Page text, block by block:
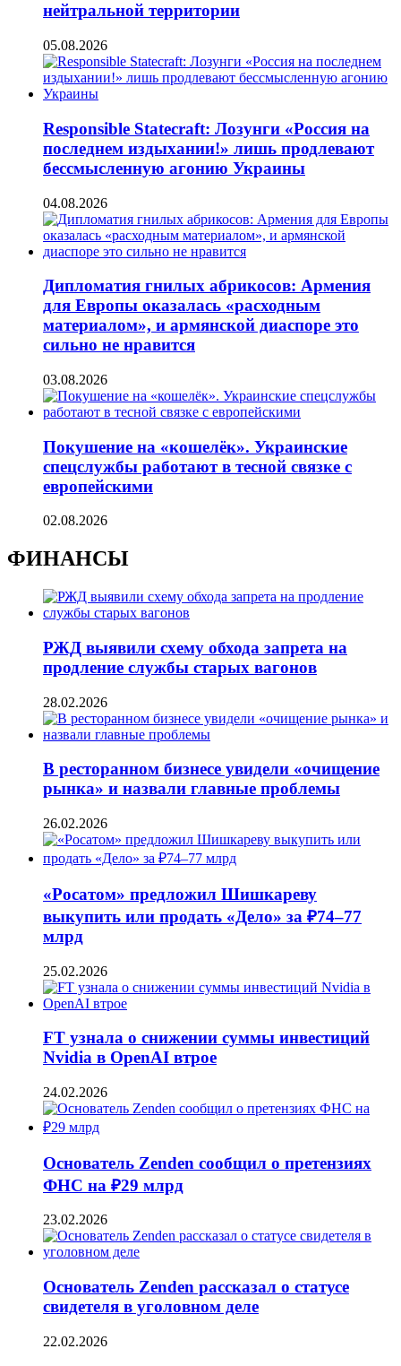
нейтральной территории
05.08.2026
Responsible Statecraft: Лозунги «Россия на
последнем издыхании!» лишь продлевают
бессмысленную агонию Украины
04.08.2026
Дипломатия гнилых абрикосов: Армения
для Европы оказалась «расходным
материалом», и армянской диаспоре это
сильно не нравится
03.08.2026
Покушение на «кошелёк». Украинские
спецслужбы работают в тесной связке с
европейскими
02.08.2026
ФИНАНСЫ
РЖД выявили схему обхода запрета на
продление службы старых вагонов
28.02.2026
В ресторанном бизнесе увидели «очищение
рынка» и назвали главные проблемы
26.02.2026
«Росатом» предложил Шишкареву
выкупить или продать «Дело» за ₽74–77
млрд
25.02.2026
FT узнала о снижении суммы инвестиций
Nvidia в OpenAI втрое
24.02.2026
Основатель Zenden сообщил о претензиях
ФНС на ₽29 млрд
23.02.2026
Основатель Zenden рассказал о статусе
свидетеля в уголовном деле
22.02.2026